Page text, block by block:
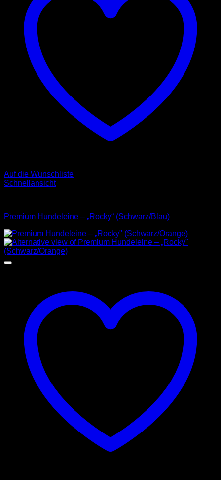
Auf die Wunschliste
Schnellansicht
Premium Hundeleine – „Rocky“ (Schwarz/Blau)